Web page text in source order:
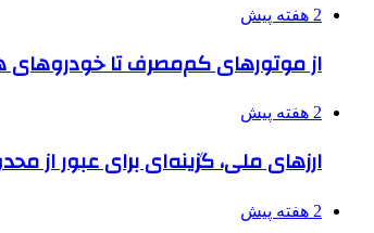
2 هفته پیش
از موتورهای کم‌مصرف تا خودروهای
2 هفته پیش
ارزهای ملی، گزینه‌ای برای عبور از
2 هفته پیش